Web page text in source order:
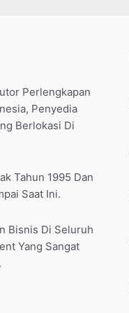
Perlengkapan
Penyedia
Berlokasi Di
Tahun 1995 Dan
Saat Ini.
Bisnis Di Seluruh
Yang Sangat